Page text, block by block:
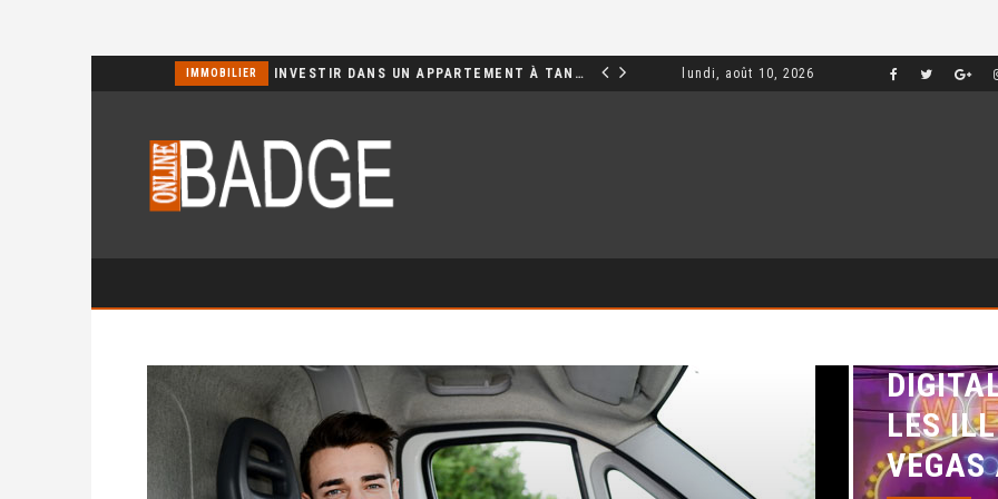
IMMOBILIER INVESTIR DANS UN APPARTEMENT À TANGER : OPPORTUNITÉS ET POINTS ESSENTIELS À CONNAÎTRE MARKETINGlundi, août 10, 2026
LES
VEGAS